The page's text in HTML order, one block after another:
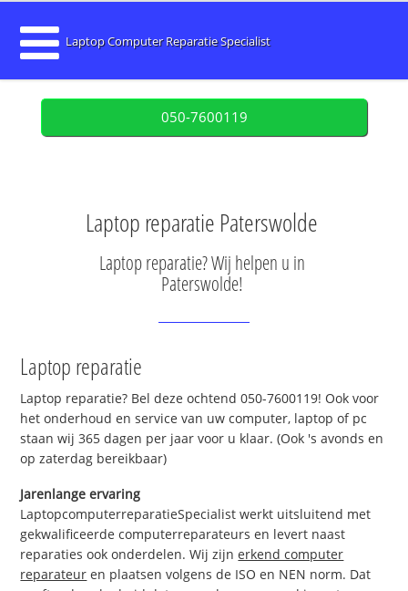
Laptop Computer Reparatie Specialist
050-7600119
Laptop reparatie Paterswolde
Laptop reparatie? Wij helpen u in
Paterswolde!
Laptop reparatie
Laptop reparatie? Bel deze ochtend 050-7600119! Ook voor
het onderhoud en service van uw computer, laptop of pc
staan wij 365 dagen per jaar voor u klaar. (Ook 's avonds en
op zaterdag bereikbaar)
Jarenlange ervaring
LaptopcomputerreparatieSpecialist werkt uitsluitend met
gekwalificeerde computerreparateurs en levert naast
reparaties ook onderdelen. Wij zijnerkend computer
reparateur en plaatsen volgens de ISO en NEN norm. Dat